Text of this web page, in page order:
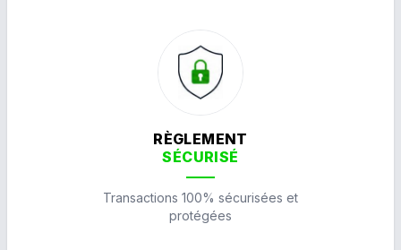
RÈGLEMENT
SÉCURISÉ
Transactions 100% sécurisées et
protégées